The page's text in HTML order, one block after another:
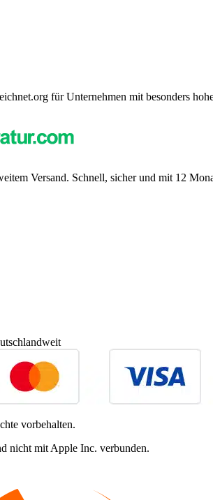
für Unternehmen mit besonders
Versand. Schnell, sicher und mit 12
vorbehalten.
nicht mit Apple Inc. verbunden.